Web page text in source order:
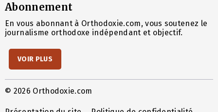
Abonnement
En vous abonnant à Orthodoxie.com, vous soutenez le
journalisme orthodoxe indépendant et objectif.
VOIR PLUS
© 2026 Orthodoxie.com